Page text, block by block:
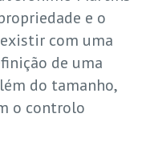
e o
com uma
de uma
do tamanho,
o controlo